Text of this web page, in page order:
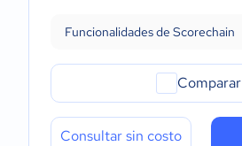
Funcionalidades de Scorechain
Comparar
Consultar sin costo